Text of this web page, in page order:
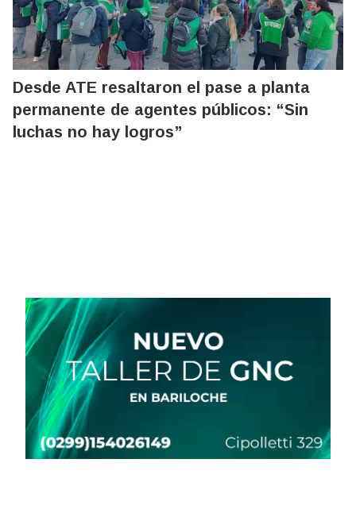
Desde ATE resaltaron el pase a planta
permanente de agentes públicos: “Sin
luchas no hay logros”